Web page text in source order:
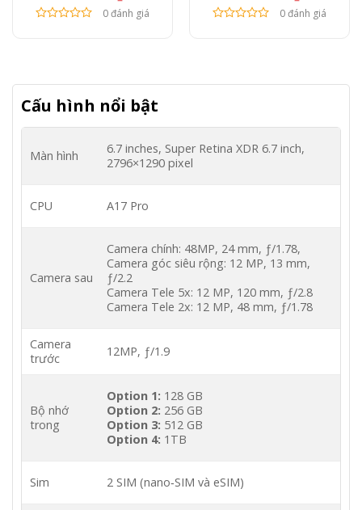
0 đánh giá 0 đánh giá
Cấu hình nổi bật
Màn hình
6.7 inches, Super Retina XDR 6.7 inch,
2796×1290 pixel
CPU A17 Pro
Camera sau
Camera chính: 48MP, 24 mm, ƒ/1.78,
Camera góc siêu rộng: 12 MP, 13 mm,
ƒ/2.2
Camera Tele 5x: 12 MP, 120 mm, ƒ/2.8
Camera Tele 2x: 12 MP, 48 mm, ƒ/1.78
Camera
trước
12MP, ƒ/1.9
Bộ nhớ
trong
Option 1: 128 GB
Option 2: 256 GB
Option 3: 512 GB
Option 4: 1TB
Sim 2 SIM (nano‑SIM và eSIM)